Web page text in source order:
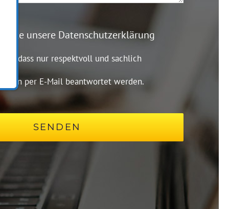
bitte unsere Datenschutzerklärung
dass nur respektvoll und sachlich
per E-Mail beantwortet werden.
SENDEN